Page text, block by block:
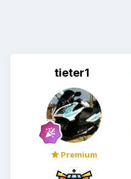
tieter1
Premium